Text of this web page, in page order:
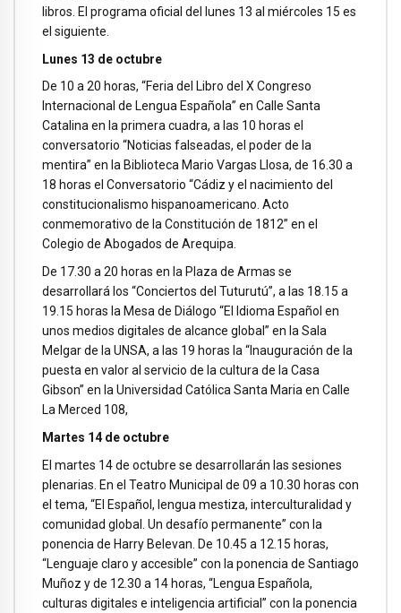
libros. El programa oficial del lunes 13 al miércoles 15 es
el siguiente.
Lunes 13 de octubre
De 10 a 20 horas, “Feria del Libro del X Congreso
Internacional de Lengua Española” en Calle Santa
Catalina en la primera cuadra, a las 10 horas el
conversatorio “Noticias falseadas, el poder de la
mentira” en la Biblioteca Mario Vargas Llosa, de 16.30 a
18 horas el Conversatorio “Cádiz y el nacimiento del
constitucionalismo hispanoamericano. Acto
conmemorativo de la Constitución de 1812” en el
Colegio de Abogados de Arequipa.
De 17.30 a 20 horas en la Plaza de Armas se
desarrollará los “Conciertos del Tuturutú”, a las 18.15 a
19.15 horas la Mesa de Diálogo “El Idioma Español en
unos medios digitales de alcance global” en la Sala
Melgar de la UNSA, a las 19 horas la “Inauguración de la
puesta en valor al servicio de la cultura de la Casa
Gibson” en la Universidad Católica Santa Maria en Calle
La Merced 108,
Martes 14 de octubre
El martes 14 de octubre se desarrollarán las sesiones
plenarias. En el Teatro Municipal de 09 a 10.30 horas con
el tema, “El Español, lengua mestiza, interculturalidad y
comunidad global. Un desafío permanente” con la
ponencia de Harry Belevan. De 10.45 a 12.15 horas,
“Lenguaje claro y accesible” con la ponencia de Santiago
Muñoz y de 12.30 a 14 horas, “Lengua Española,
culturas digitales e inteligencia artificial” con la ponencia